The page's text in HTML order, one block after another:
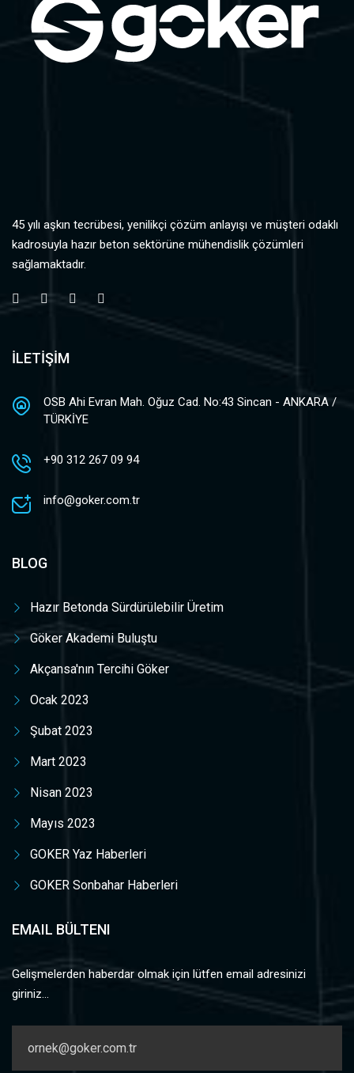
45 yılı aşkın tecrübesi, yenilikçi çözüm anlayışı ve müşteri odaklı
kadrosuyla hazır beton sektörüne mühendislik çözümleri
sağlamaktadır.
İLETİŞİM
OSB Ahi Evran Mah. Oğuz Cad. No:43 Sincan - ANKARA /
TÜRKİYE
+90 312 267 09 94
info@goker.com.tr
BLOG
Hazır Betonda Sürdürülebilir Üretim
Göker Akademi Buluştu
Akçansa'nın Tercihi Göker
Ocak 2023
Şubat 2023
Mart 2023
Nisan 2023
Mayıs 2023
GOKER Yaz Haberleri
GOKER Sonbahar Haberleri
EMAIL BÜLTENI
Gelişmelerden haberdar olmak için lütfen email adresinizi
giriniz...